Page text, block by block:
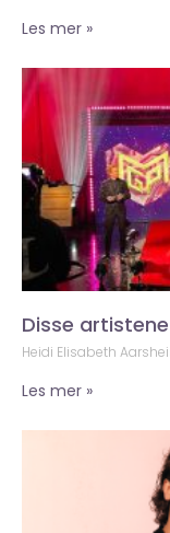
Les mer »
Disse
Heidi Elisabeth
Les mer »